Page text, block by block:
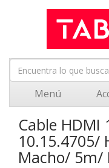
Menú
Cable HDMI
10.15.4705/
Macho/ 5m/